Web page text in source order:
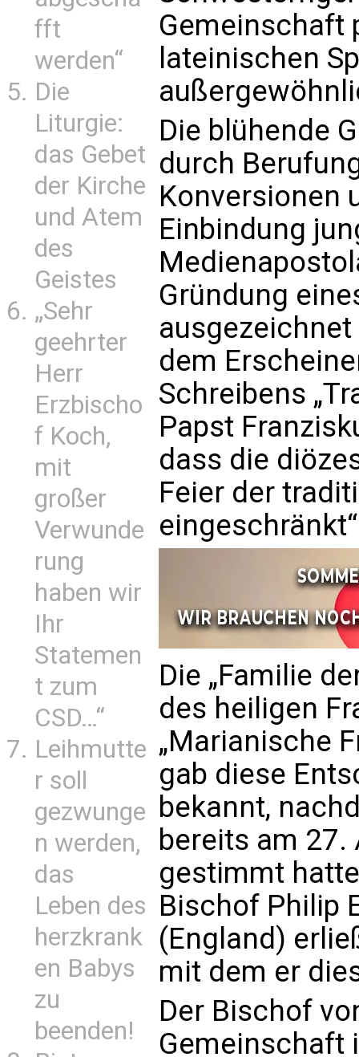
fft
werden“
Die
Liturgie:
das Gebet
der Kirche
und Atem
des
Geistes
„Sehr
geehrter
Herr
Erzbischo
f Koch,
mit
großer
Verwunde
rung
haben wir
Ihr
Statemen
t zum
CSD…“
Leihmutte
r soll
gezwunge
n werden,
das
Leben des
herzkrank
en Babys
zu
beenden!
Gemeinschaft
lateinischen
Die blühende
durch
Konversionen
Einbindung
Gründung
dem
Schreibens
Papst
dass die
Feier der
Die „Familie
des heiligen
„Marianische
gab diese
bekannt,
bereits am
gestimmt
Bischof Philip
(England)
mit dem er
Der Bischof
Gemeinschaft